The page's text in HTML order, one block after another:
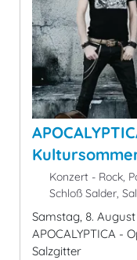
Konzert - Rock,
Schloß Salder,
Samstag, 8.
APOCALYPTICA -
Salzgitter